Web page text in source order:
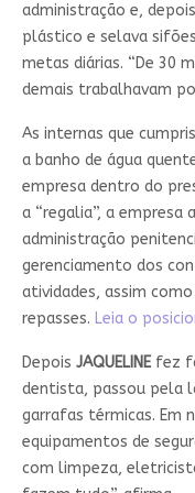
administração e,
plástico e selava
metas diárias. “De 30
demais trabalhavam
As internas que
a banho de água
empresa dentro do
a “regalia”, a
administração
gerenciamento dos
atividades, assim
repasses. Leia o
Depois JAQUELINEfez
dentista, passou pela
garrafas térmicas. Em
equipamentos de
com limpeza,